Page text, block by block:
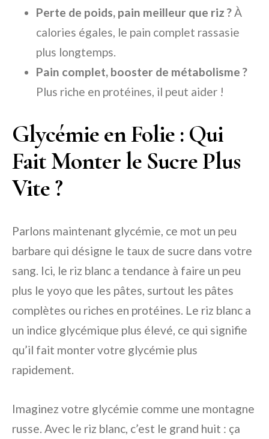
Perte de poids, pain meilleur que riz ?À
calories égales, le pain complet rassasie
plus longtemps.
Pain complet, booster de métabolisme ?
Plus riche en protéines, il peut aider !
Glycémie en Folie : Qui
Fait Monter le Sucre Plus
Vite ?
Parlons maintenant glycémie, ce mot un peu
barbare qui désigne le taux de sucre dans votre
sang. Ici, le riz blanc a tendance à faire un peu
plus le yoyo que les pâtes, surtout les pâtes
complètes ou riches en protéines. Le riz blanc a
un indice glycémique plus élevé, ce qui signifie
qu’il fait monter votre glycémie plus
rapidement.
Imaginez votre glycémie comme une montagne
russe. Avec le riz blanc, c’est le grand huit : ça